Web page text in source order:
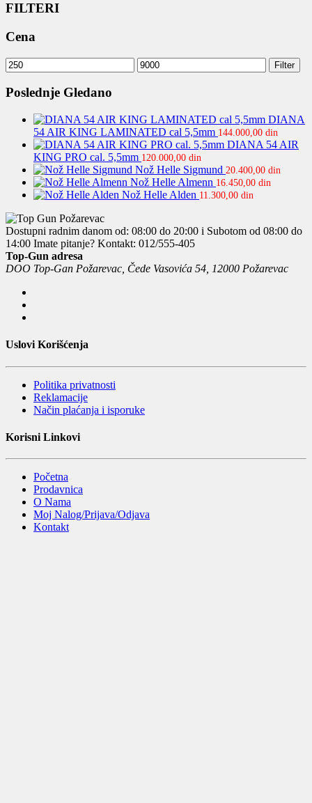
FILTERI
Cena
Minimalna
cena
Maksimalna
cena
Filter
Poslednje Gledano
DIANA
54 AIR KING LAMINATED cal 5,5mm 144.000,00 din
DIANA 54 AIR
KING PRO cal. 5,5mm 120.000,00 din
Nož Helle Sigmund 20.400,00 din
Nož Helle Almenn 16.450,00 din
Nož Helle Alden 11.300,00 din
Dostupni radnim danom od: 08:00 do 20:00 i Subotom od 08:00 do
14:00 Imate pitanje? Kontakt: 012/555-405
Top-Gun adresa
DOO Top-Gan Požarevac, Čede Vasovića 54, 12000 Požarevac
Uslovi Korišćenja
Politika privatnosti
Reklamacije
Način plaćanja i isporuke
Korisni Linkovi
Početna
Prodavnica
O Nama
Moj Nalog/Prijava/Odjava
Kontakt